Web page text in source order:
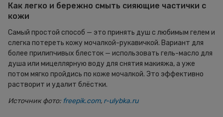
Как легко и бережно смыть сияющие частички с
кожи
Самый простой способ — это принять душ с любимым гелем и
слегка потереть кожу мочалкой-рукавичкой. Вариант для
более прилипчивых блесток — использовать гель-масло для
душа или мицеллярную воду для снятия макияжа, а уже
потом мягко пройдись по коже мочалкой. Это эффективно
растворит и удалит блёстки.
Источник фото: freepik.com, r-ulybka.ru